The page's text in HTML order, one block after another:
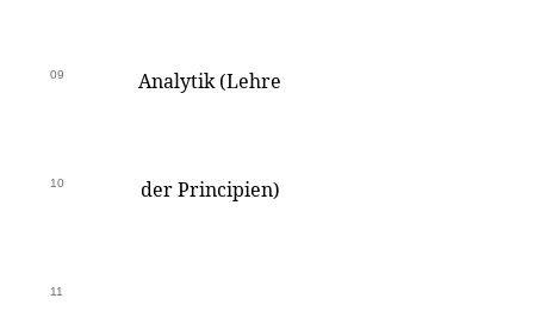
09 Analytik (Lehre
10 der Principien)
11